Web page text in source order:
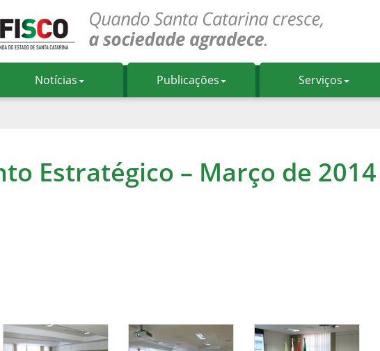
Notícias Publicações Serviços
Estratégico – Março de 2014